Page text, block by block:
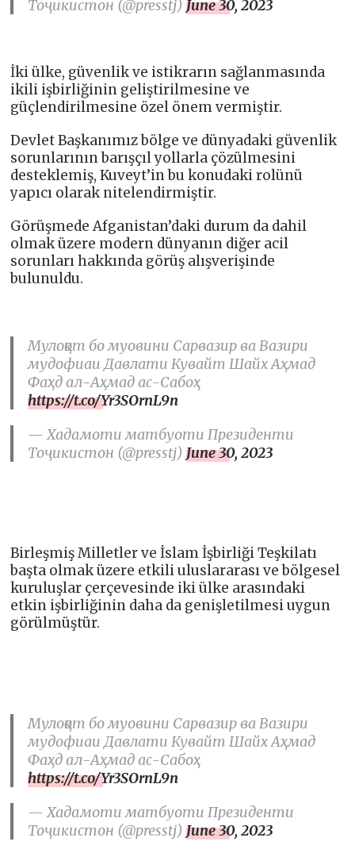
Тоҷикистон (@presstj)June 30, 2023
İki ülke, güvenlik ve istikrarın sağlanmasında
ikili işbirliğinin geliştirilmesine ve
güçlendirilmesine özel önem vermiştir.
Devlet Başkanımız bölge ve dünyadaki güvenlik
sorunlarının barışçıl yollarla çözülmesini
desteklemiş, Kuveyt’in bu konudaki rolünü
yapıcı olarak nitelendirmiştir.
Görüşmede Afganistan’daki durum da dahil
olmak üzere modern dünyanın diğer acil
sorunları hakkında görüş alışverişinde
bulunuldu.
Мулоқот бо муовини Сарвазир ва Вазири
мудофиаи Давлати Кувайт Шайх Аҳмад
Фаҳд ал-Аҳмад ас-Сабоҳ
https://t.co/Yr3SOrnL9n
— Хадамоти матбуоти Президенти
Тоҷикистон (@presstj)June 30, 2023
Birleşmiş Milletler ve İslam İşbirliği Teşkilatı
başta olmak üzere etkili uluslararası ve bölgesel
kuruluşlar çerçevesinde iki ülke arasındaki
etkin işbirliğinin daha da genişletilmesi uygun
görülmüştür.
Мулоқот бо муовини Сарвазир ва Вазири
мудофиаи Давлати Кувайт Шайх Аҳмад
Фаҳд ал-Аҳмад ас-Сабоҳ
https://t.co/Yr3SOrnL9n
— Хадамоти матбуоти Президенти
Тоҷикистон (@presstj)June 30, 2023